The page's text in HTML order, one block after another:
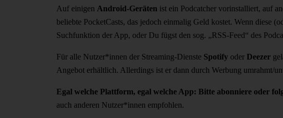
Auf einigen Android-Geräten ist ein Podcatcher vorinstalliert, auf
beliebte PocketCasts, das jedoch einmalig Geld kostet. Wenn diese
Suchfunktion der App, oder Du fügst den sog. „RSS-Feed“ des
Für alle Nutzer*innen der Streaming-Dienste Spotify oder Deezer
Angebot erhältlich. Allerdings ist er dann durch Werbung umrahmt/
Egal welche Plattform, egal welche App: Bitte abonniere oder
auch anderen Nutzer*innen empfohlen.